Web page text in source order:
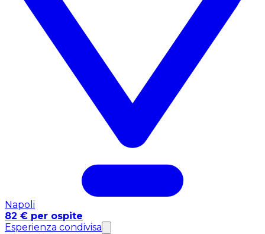
Napoli
82 € per ospite
Esperienza condivisa